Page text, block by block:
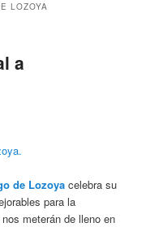
LOZOYA
a
de Lozoya celebra su
para la
meterán de lleno en